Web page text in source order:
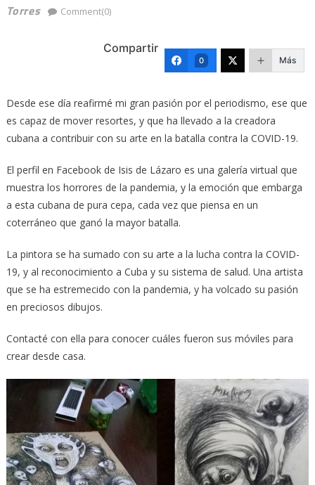
Torres
Comment(0)
Compartir
0 Más
Desde ese día reafirmé mi gran pasión por el periodismo, ese que
es capaz de mover resortes, y que ha llevado a la creadora
cubana a contribuir con su arte en la batalla contra la COVID-19.
El perfil en Facebook de Isis de Lázaro es una galería virtual que
muestra los horrores de la pandemia, y la emoción que embarga
a esta cubana de pura cepa, cada vez que piensa en un
coterráneo que ganó la mayor batalla.
La pintora se ha sumado con su arte a la lucha contra la COVID-
19, y al reconocimiento a Cuba y su sistema de salud. Una artista
que se ha estremecido con la pandemia, y ha volcado su pasión
en preciosos dibujos.
Contacté con ella para conocer cuáles fueron sus móviles para
crear desde casa.